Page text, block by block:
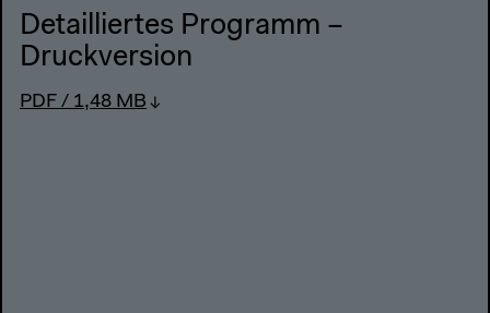
Detailliertes Programm –
Druckversion
PDF / 1,48 MB